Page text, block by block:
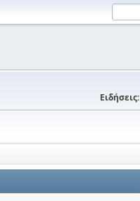
Ειδήσεις: